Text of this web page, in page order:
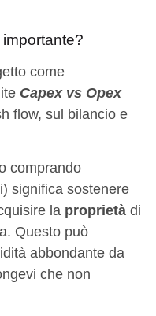
come
Capex vs Opex
flow, sul bilancio e
comprando
significa sostenere
la proprietà di
Questo può
abbondante da
che non